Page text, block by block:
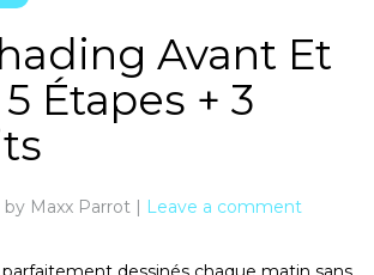
Avant Et
Étapes + 3
by Maxx Parrot | Leave a comment